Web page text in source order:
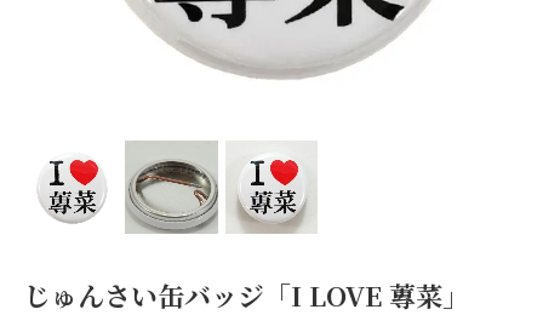
じゅんさい缶バッジ「I LOVE 蓴菜」